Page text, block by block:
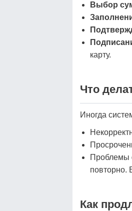
Выбор
карту.
Что
Иногда
Проблемы
повторно.
Как